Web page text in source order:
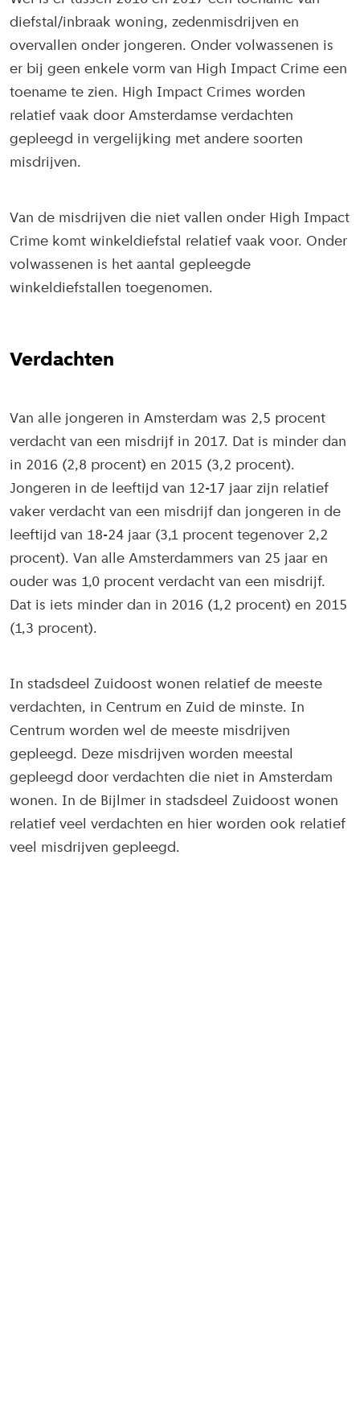
diefstal/inbraak woning, zedenmisdrijven en
overvallen onder jongeren. Onder volwassenen is
er bij geen enkele vorm van High Impact Crime een
toename te zien. High Impact Crimes worden
relatief vaak door Amsterdamse verdachten
gepleegd in vergelijking met andere soorten
misdrijven.
Van de misdrijven die niet vallen onder High Impact
Crime komt winkeldiefstal relatief vaak voor. Onder
volwassenen is het aantal gepleegde
winkeldiefstallen toegenomen.
Verdachten
Van alle jongeren in Amsterdam was 2,5 procent
verdacht van een misdrijf in 2017. Dat is minder dan
in 2016 (2,8 procent) en 2015 (3,2 procent).
Jongeren in de leeftijd van 12-17 jaar zijn relatief
vaker verdacht van een misdrijf dan jongeren in de
leeftijd van 18-24 jaar (3,1 procent tegenover 2,2
procent). Van alle Amsterdammers van 25 jaar en
ouder was 1,0 procent verdacht van een misdrijf.
Dat is iets minder dan in 2016 (1,2 procent) en 2015
(1,3 procent).
In stadsdeel Zuidoost wonen relatief de meeste
verdachten, in Centrum en Zuid de minste. In
Centrum worden wel de meeste misdrijven
gepleegd. Deze misdrijven worden meestal
gepleegd door verdachten die niet in Amsterdam
wonen. In de Bijlmer in stadsdeel Zuidoost wonen
relatief veel verdachten en hier worden ook relatief
veel misdrijven gepleegd.